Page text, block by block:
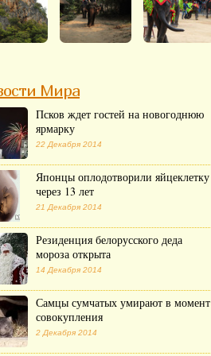
Мира
Псков ждет гостей на новогоднюю
ярмарку
22 Декабря 2014
Японцы оплодотворили яйцеклетку
через 13 лет
21 Декабря 2014
Резиденция белорусского деда
мороза открыта
14 Декабря 2014
Самцы сумчатых умирают в момент
совокупления
2 Декабря 2014